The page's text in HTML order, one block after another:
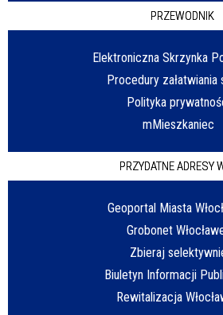
PRZEWODNIK
Elektroniczna Skrzynka
Procedury załatwiania
Polityka
mMieszkaniec
PRZYDATNE ADRESY
Geoportal Miasta
Grobonet
Zbieraj
Biuletyn Informacji
Rewitalizacja